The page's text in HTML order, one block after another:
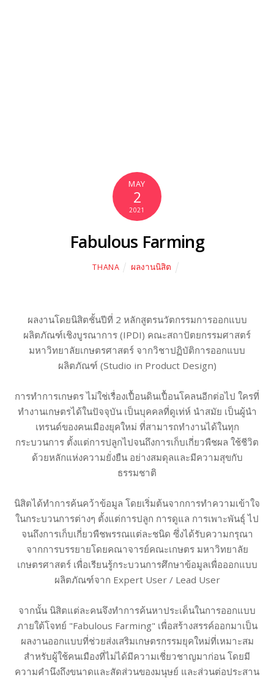
MAY
2
2021
Fabulous Farming
THANA ผลงานนิสิต
ผลงานโดยนิสิตชั้นปีที่ 2 หลักสูตรนวัตกรรมการออกแบบ
ผลิตภัณฑ์เชิงบูรณาการ (IPDI) คณะสถาปัตยกรรมศาสตร์
มหาวิทยาลัยเกษตรศาสตร์ จากวิชาปฏิบัติการออกแบบ
ผลิตภัณฑ์ (Studio in Product Design)
การทำการเกษตร ไม่ใช่เรื่องเปื้อนดินเปื้อนโคลนอีกต่อไป ใครที่
ทำงานเกษตรได้ในปัจจุบัน เป็นบุคคลที่ดูเท่ห์ นำสมัย เป็นผู้นำ
เทรนด์ของคนเมืองยุคใหม่ ที่สามารถทำงานได้ในทุก
กระบวนการ ตั้งแต่การปลูกไปจนถึงการเก็บเกี่ยวพืชผล ใช้ชีวิต
ด้วยหลักแห่งความยั่งยืน อย่างสมดุลและมีความสุขกับ
ธรรมชาติ
นิสิตได้ทำการค้นคว้าข้อมูล โดยเริ่มต้นจากการทำความเข้าใจ
ในกระบวนการต่างๆ ตั้งแต่การปลูก การดูแล การเพาะพันธุ์ ไป
จนถึงการเก็บเกี่ยวพืชพรรณแต่ละชนิด ซึ่งได้รับความกรุณา
จากการบรรยายโดยคณาจารย์คณะเกษตร มหาวิทยาลัย
เกษตรศาสตร์ เพื่อเรียนรู้กระบวนการศึกษาข้อมูลเพื่อออกแบบ
ผลิตภัณฑ์จาก Expert User / Lead User
จากนั้น นิสิตแต่ละคนจึงทำการค้นหาประเด็นในการออกแบบ
ภายใต้โจทย์ "Fabulous Farming" เพื่อสร้างสรรค์ออกมาเป็น
ผลงานออกแบบที่ช่วยส่งเสริมเกษตรกรรมยุคใหม่ที่เหมาะสม
สำหรับผู้ใช้คนเมืองที่ไม่ได้มีความเชี่ยวชาญมาก่อน โดยมี
ความคำนึงถึงขนาดและสัดส่วนของมนุษย์ และส่วนต่อประสาน